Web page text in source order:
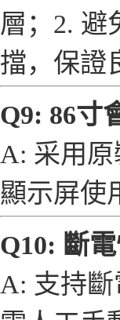
層；2. 避
擋，保證
Q9: 86寸
A: 采用
顯示屏使
Q10: 斷
A: 支持